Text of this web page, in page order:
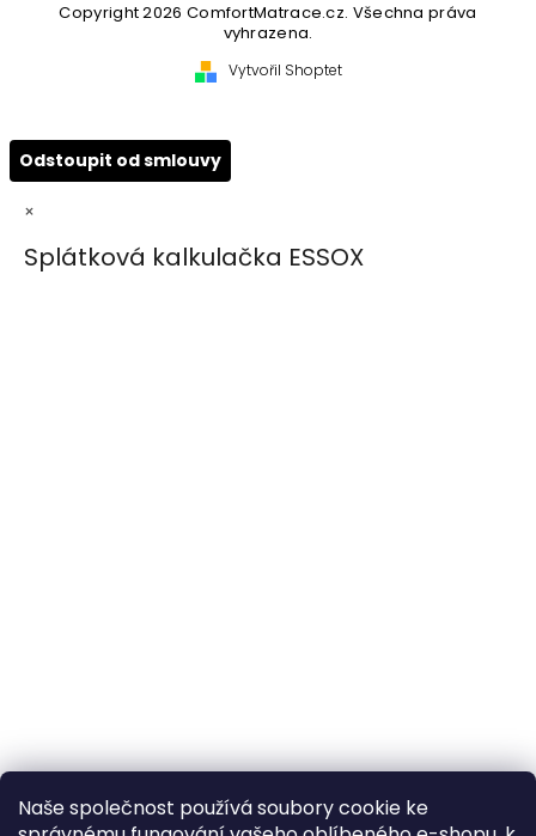
Naše společnost používá soubory cookie ke
Vytvořil Shoptet
Copyright 2026 ComfortMatrace.cz. Všechna práva
vyhrazena.
Odstoupit od smlouvy
×
Splátková kalkulačka ESSOX